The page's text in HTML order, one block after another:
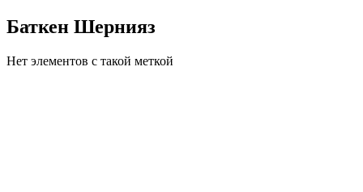
Баткен Шернияз
Нет элементов с такой меткой